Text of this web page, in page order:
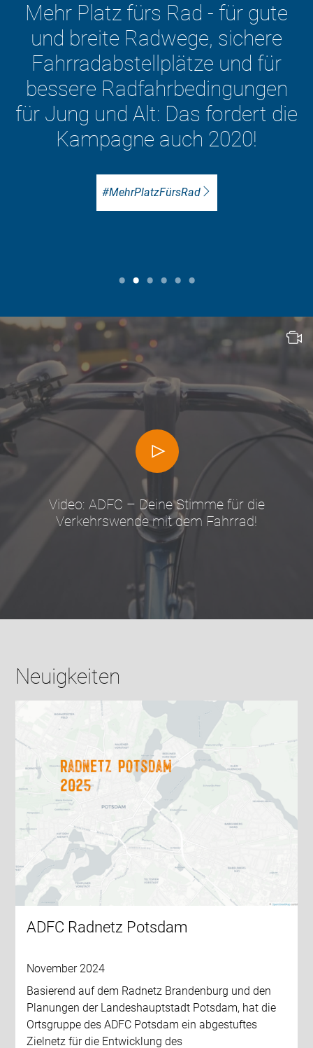
fürs Rad - für gute
Radwege, sichere
und für
Alt: Das fordert die
auch 2020!
Der
Video: ADFC – Deine Stimme für die
Verkehrswende mit dem Fahrrad!
Neuigkeiten
ADFC Radnetz Potsdam
November 2024
Basierend auf dem Radnetz Brandenburg und den
Planungen der Landeshauptstadt Potsdam, hat die
Ortsgruppe des ADFC Potsdam ein abgestuftes
Zielnetz für die Entwicklung des